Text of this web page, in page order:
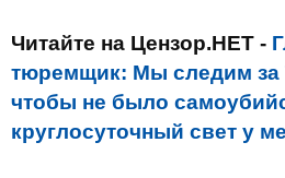
Читайте на Цензор.НЕТ -
тюремщик: Мы следим за
чтобы не было
круглосуточный свет у